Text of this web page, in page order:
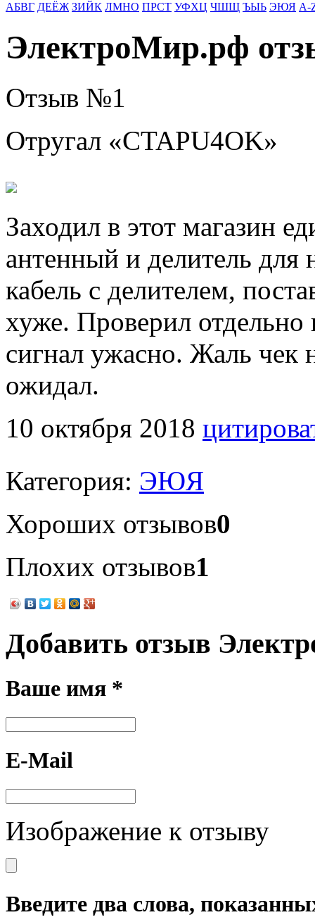
АБВГ ДЕЁЖ ЗИЙК ЛМНО ПРСТ УФХЦ ЧШЩ ЪЫЬ ЭЮЯ A-
ЭлектроМир.рф
Отзыв №1
Отругал «CTAPU4OK»
Заходил в этот магазин
антенный и делитель для
кабель с делителем,
хуже. Проверил отдельно
сигнал ужасно. Жаль чек
ожидал.
10 октября 2018
Категория: ЭЮЯ
Хороших отзывов0
Плохих отзывов1
Добавить отзыв
Ваше имя *
E-Mail
Изображение к отзыву
Введите два слова,